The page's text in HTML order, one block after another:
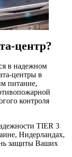
центр?
в надежном
центры в
питание,
контроля
TIER 3
Нидерландах,
защиты Ваших